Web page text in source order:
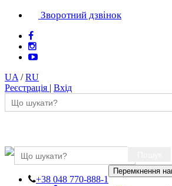
Зворотний дзвінок
UA /RU
Реєстрація | Вхід
+38 048 770-888-1
Перемкнення